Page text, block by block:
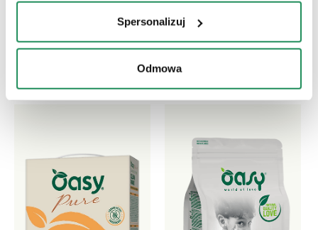
Spersonalizuj
Odmowa
Poznaj nasze najlepsze produkty dla Twojego
zwierzaka